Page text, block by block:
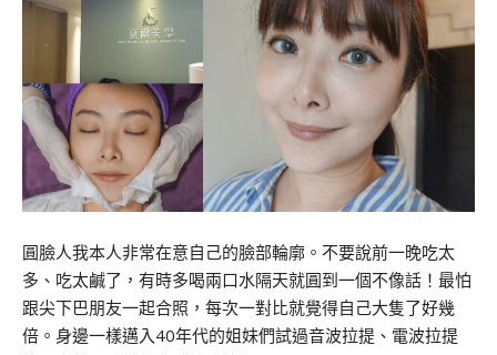
圓臉人我本人非常在意自己的臉部輪廓。不要說前一晚吃太
多、吃太鹹了，有時多喝兩口水隔天就圓到一個不像話！最怕
跟尖下巴朋友一起合照，每次一對比就覺得自己大隻了好幾
倍。身邊一樣邁入40年代的姐妹們試過音波拉提、電波拉提